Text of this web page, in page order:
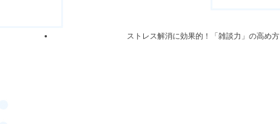
ストレス解消に効果的！「雑談力」の高め方